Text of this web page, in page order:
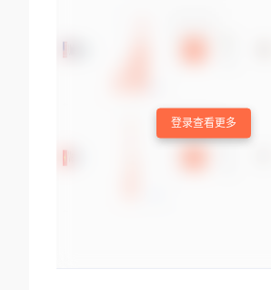
登录查看更多